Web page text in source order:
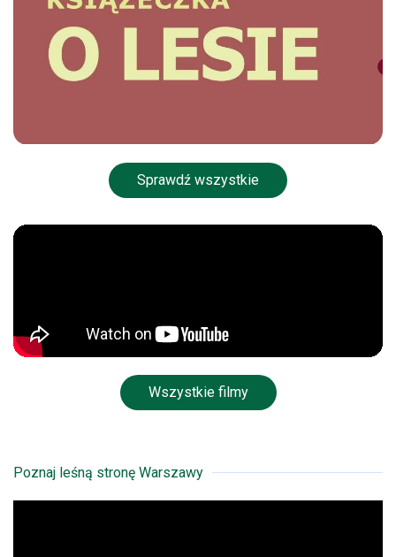
Sprawdź wszystkie
Wszystkie filmy
Poznaj leśną stronę Warszawy